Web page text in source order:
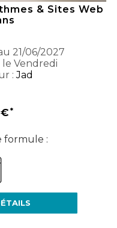
& Sites Web
21/06/2027
le Vendredi
:Jad
formule :